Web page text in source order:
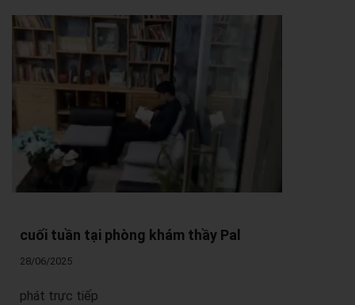
cuối tuần tại phòng khám thầy Pal
28/06/2025
phát trực tiếp